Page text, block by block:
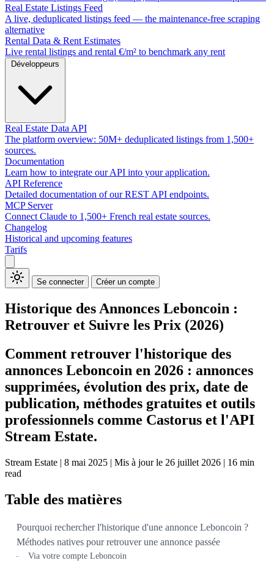
Real Estate Listings Feed
A live, deduplicated listings feed — the maintenance-free scraping
alternative
Rental Data & Rent Estimates
Live rental listings and rental €/m² to benchmark any rent
Développeurs
Real Estate Data API
The platform overview: 50M+ deduplicated listings from 1,500+
sources.
Documentation
Learn how to integrate our API into your application.
API Reference
Detailed documentation of our REST API endpoints.
MCP Server
Connect Claude to 1,500+ French real estate sources.
Changelog
Historical and upcoming features
Tarifs
Se connecter Créer un compte
Historique des Annonces Leboncoin :
Retrouver et Suivre les Prix (2026)
Comment retrouver l'historique des
annonces Leboncoin en 2026 : annonces
supprimées, évolution des prix, date de
publication, méthodes gratuites et outils
professionnels comme Castorus et l'API
Stream Estate.
Stream Estate | 8 mai 2025 | Mis à jour le 26 juillet 2026 | 16 min
read
Table des matières
Pourquoi rechercher l'historique d'une annonce Leboncoin ?
Méthodes natives pour retrouver une annonce passée
Via votre compte Leboncoin